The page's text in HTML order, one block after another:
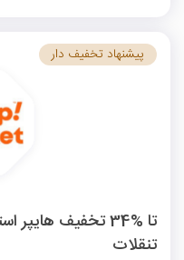
تا %34 تخفیف
تنقلات
پیشنهاد تخفیف دار